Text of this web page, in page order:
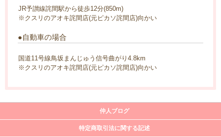
JR予讃線詫間駅から徒歩12分(850m)
※クスリのアオキ詫間店(元ピカソ詫間店)向かい
●自動車の場合
国道11号線鳥坂まんじゅう信号曲がり4.8km
※クスリのアオキ詫間店(元ピカソ詫間店)向かい
仲人ブログ
特定商取引法に関する記述